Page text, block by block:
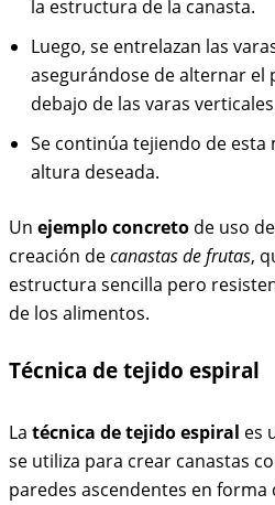
la estructura de la canasta.
Luego, se entrelazan las
asegurándose de alternar el
debajo de las varas
Se continúa tejiendo de esta
altura deseada.
Un ejemplo concreto de uso
creación decanastas de frutas,
estructura sencilla pero
de los alimentos.
Técnica de tejido espiral
La técnica de tejido espiral es
se utiliza para crear canastas
paredes ascendentes en forma